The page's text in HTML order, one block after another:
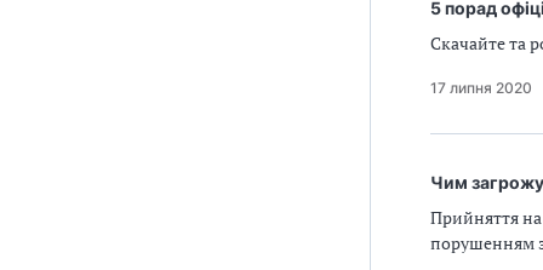
5 порад
Скачайте та
17 липня 2020
Чим
Прийняття
порушенням